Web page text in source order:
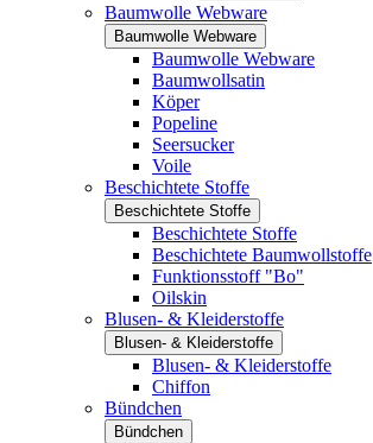
Baumwolle Webware
Baumwolle Webware
Baumwolle Webware
Baumwollsatin
Köper
Popeline
Seersucker
Voile
Beschichtete Stoffe
Beschichtete Stoffe
Beschichtete Stoffe
Beschichtete Baumwollstoffe
Funktionsstoff "Bo"
Oilskin
Blusen- & Kleiderstoffe
Blusen- & Kleiderstoffe
Blusen- & Kleiderstoffe
Chiffon
Bündchen
Bündchen